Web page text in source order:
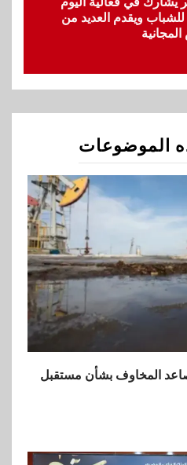
النفط مع تصاعد
بشأن مستقبل الملاحة
يكرم موظفيه
بعد تحقيق نتائج قياسية
الشخصية خلال الربع
ربح في النصف الأول
تنظم ندوة إلكترونية
للشباب ويقدم العديد من
الموضوعات
المخاوف بشأن مستقبل